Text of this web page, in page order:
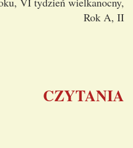
Rok A, II
CZYTANIA